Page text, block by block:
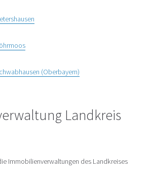
(Oberbayern)
Landkreis
Immobilienverwaltungen des Landkreises